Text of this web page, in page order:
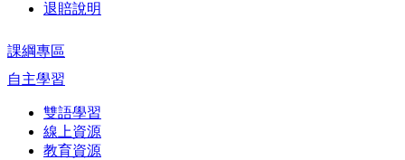
退賠說明
課綱專區
自主學習
雙語學習
線上資源
教育資源